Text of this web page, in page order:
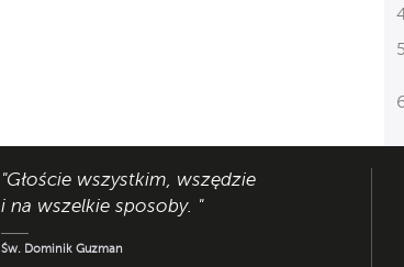
"Głoście wszystkim, wszędzie
i na wszelkie sposoby. "
Św. Dominik Guzman